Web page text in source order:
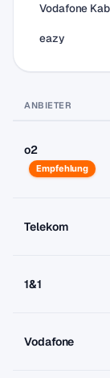
Vodafone
eazy
ANBIETER
o2
Empfehlung
Telekom
1&1
Vodafone